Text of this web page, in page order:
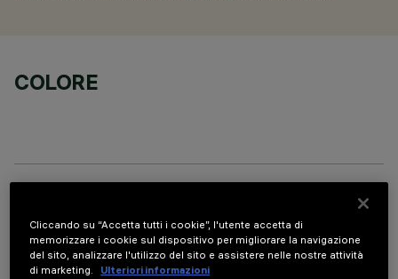
COLORE
ULTIMO AGGIORNAMENTO: 06/08/2026
Cliccando su “Accetta tutti i cookie”, l'utente accetta di
memorizzare i cookie sul dispositivo per migliorare la navigazione
del sito, analizzare l'utilizzo del sito e assistere nelle nostre attività
di marketing.
Ulteriori informazioni